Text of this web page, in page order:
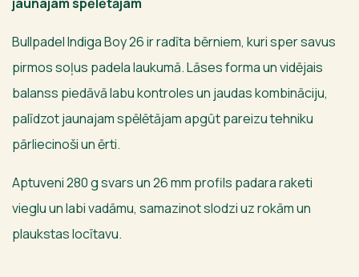
Bullpadel Indiga Boy 26 ir radīta bērniem, kuri sper savus
pirmos soļus padela laukumā. Lāses forma un vidējais
balanss piedāvā labu kontroles un jaudas kombināciju,
palīdzot jaunajam spēlētājam apgūt pareizu tehniku
pārliecinoši un ērti.
Aptuveni 280 g svars un 26 mm profils padara raketi
vieglu un labi vadāmu, samazinot slodzi uz rokām un
plaukstas locītavu.